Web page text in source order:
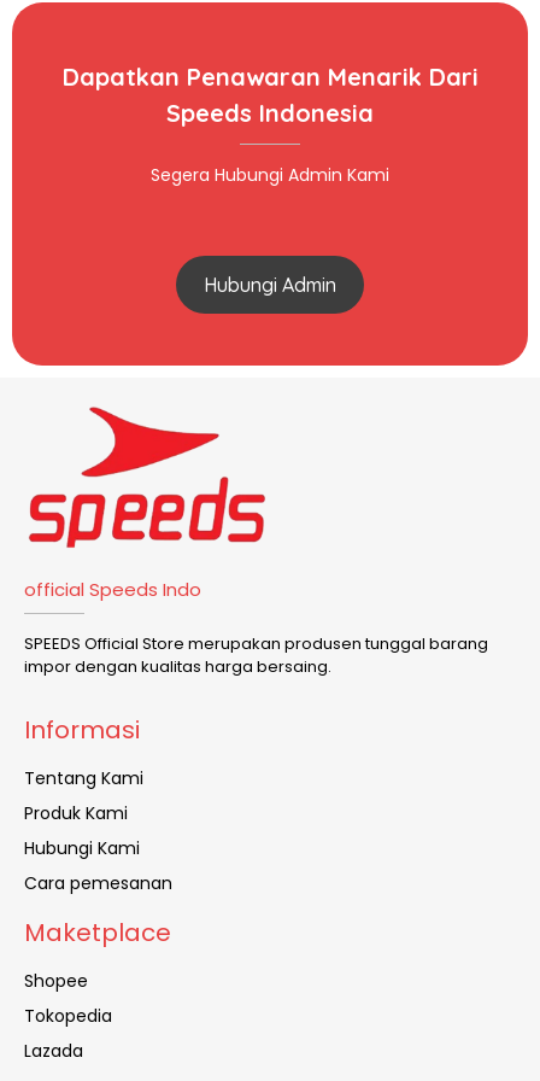
Dapatkan Penawaran Menarik Dari
Speeds Indonesia
Segera Hubungi Admin Kami
Hubungi Admin
official Speeds Indo
SPEEDS Official Store merupakan produsen tunggal barang
impor dengan kualitas harga bersaing.
Informasi
Tentang Kami
Produk Kami
Hubungi Kami
Cara pemesanan
Maketplace
Shopee
Tokopedia
Lazada